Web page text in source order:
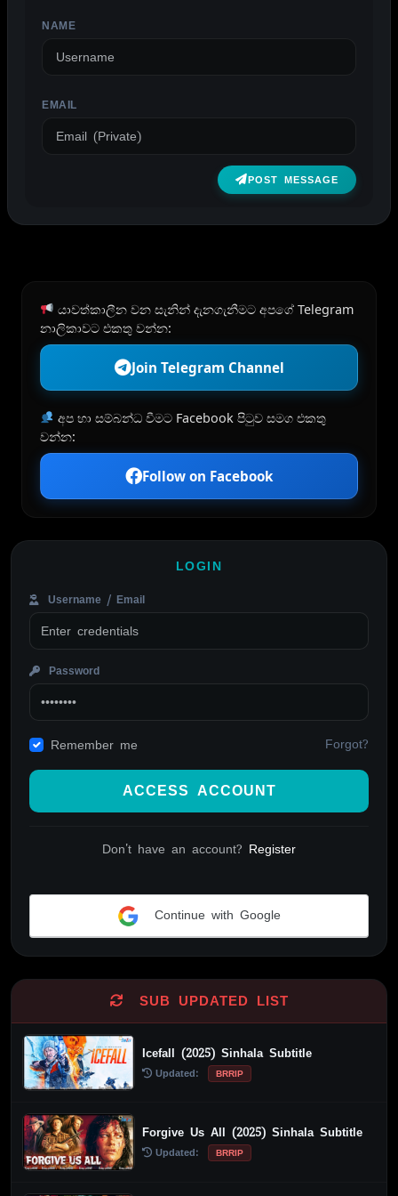
NAME
EMAIL
POST MESSAGE
යාවත්කාලීන වන සැනින් දැනගැනීමට අපගේ Telegram
නාලිකාවට එකතු වන්න:
Join Telegram Channel
අප හා සම්බන්ධ වීමට Facebook පිටුව සමග එකතු
වන්න:
Follow on Facebook
LOGIN
Username / Email
Password
Remember me Forgot?
ACCESS ACCOUNT
Don't have an account? Register
Continue with Google
SUB UPDATED LIST
Icefall (2025) Sinhala Subtitle
Updated: BRRIP
Forgive Us All (2025) Sinhala Subtitle
Updated: BRRIP